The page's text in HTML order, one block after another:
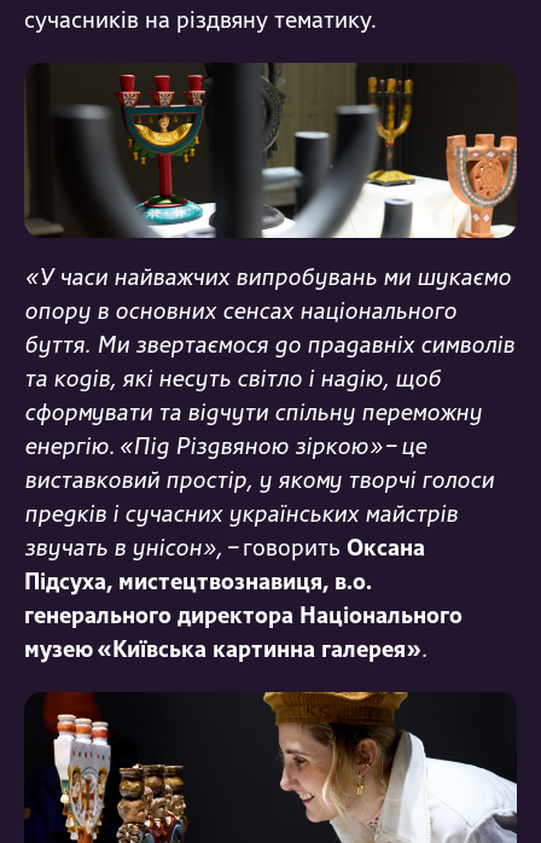
сучасників на різдвяну тематику.
«У часи найважчих випробувань ми шукаємо
опору в основних сенсах національного
буття. Ми звертаємося до прадавніх символів
та кодів, які несуть світло і надію, щоб
сформувати та відчути спільну переможну
енергію. «Під Різдвяною зіркою» – це
виставковий простір, у якому творчі голоси
предків і сучасних українських майстрів
звучать в унісон», – говорить Оксана
Підсуха, мистецтвознавиця, в.о.
генерального директора Національного
музею «Київська картинна галерея».